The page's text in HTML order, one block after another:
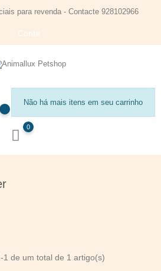
para revenda - Contacte 928102966
Conta
Não há mais itens em seu carrinho
0
1 de um total de 1 artigo(s)